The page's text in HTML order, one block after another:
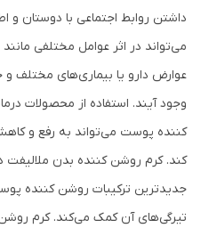
داشتن روابط اجتماعی با دوستان
می‌تواند در اثر عوامل مختلفی
عوارض دارو یا بیماری‌های
وجود آیند. استفاده از محصولات
‌کننده پوست می‌تواند به رفع و
کند. کرم روشن کننده بدن ملالیفت
جدیدترین ترکیبات روشن کننده
تیرگی‌های آن کمک می‌کند. کرم